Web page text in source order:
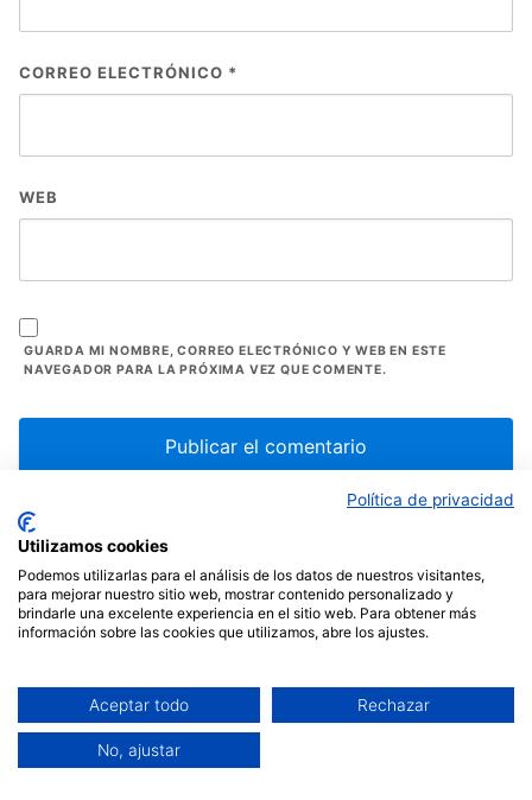
CORREO ELECTRÓNICO *
WEB
GUARDA MI NOMBRE, CORREO ELECTRÓNICO Y WEB EN ESTE
NAVEGADOR PARA LA PRÓXIMA VEZ QUE COMENTE.
Comentarios (1)
Política de privacidad
Utilizamos cookies
Podemos utilizarlas para el análisis de los datos de nuestros visitantes,
para mejorar nuestro sitio web, mostrar contenido personalizado y
brindarle una excelente experiencia en el sitio web. Para obtener más
información sobre las cookies que utilizamos, abre los ajustes.
Aceptar todo Rechazar
No, ajustar